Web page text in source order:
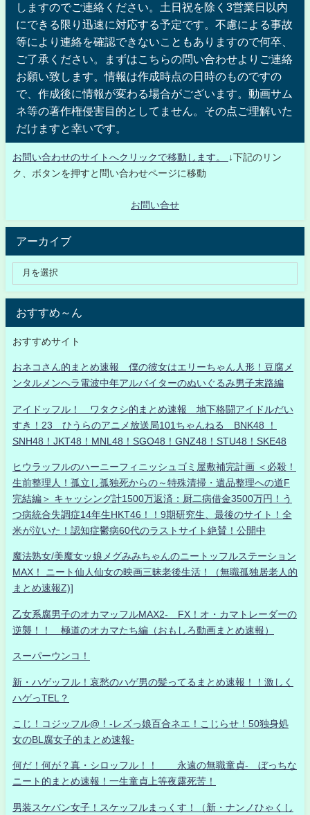
しますのでご連絡ください。土日祝を除く3営業日以内
にできる限り迅速に対応する予定です。不慮による事故
等により連絡を確認できないこともありますので何卒、
ご了承ください。まずはこちらの問い合わせよりご連絡
お願い致します。情報は作成時点の日時のものですの
で、作成後に情報が変わる場合がございます。動画サム
ネ等の著作権侵害目的としてません。その点ご理解いた
だけますと幸いです。
お問い合わせのサイトへクリックで移動します。
↓下記のリン
ク、ボタンを押すと問い合わせページに移動
お問い合せ
アーカイブ
おすすめ～ん
おすすめサイト
おネコさん的まとめ速報 僕の彼女はエリーちゃん人形！豆腐メ
ンタルメンヘラ電波中年アルバイターのぬいぐるみ男子末路編
アイドッフル！ ワタクシ的まとめ速報 地下格闘アイドルだい
すき！23 ひうらのアニメ放送局101ちゃんねる BNK48 ！
SNH48！JKT48！MNL48！SGO48！GNZ48！STU48！SKE48
ヒウラッフルのハーニーフィニッシュゴミ屋敷補完計画 ＜必殺！
生前整理人！孤立し孤独死からの～特殊清掃・遺品整理への道F
完結編＞ キャッシング計1500万返済：厨二病借金3500万円！う
つ病統合失調症14年生HKT46！！9期研究生、最後のサイト！全
米が泣いた！認知症鬱病60代のラストサイト絶賛！公開中
魔法熟女/美魔女ッ娘メグみみちゃんのニートッフルステーション
MAX！ ニート仙人仙女の映画三昧老後生活！（無職孤独居老人的
まとめ速報Z)]
乙女系腐男子のオカマッフルMAX2- FX！オ・カマトレーダーの
逆襲！！ 極道のオカマたち編（おもしろ動画まとめ速報）
スーパーウンコ！
新・ハゲッフル！哀愁のハゲ男の髪ってるまとめ速報！！激しく
ハゲっTEL？
こじ！コジッフル@！-レズっ娘百合ネエ！こじらせ！50独身処
女のBL腐女子的まとめ速報-
何だ！何が？真・シロッフル！！ 永遠の無職童貞- ぼっちな
ニート的まとめ速報！一生童貞上等夜露死苦！
男装スケバン女子！スケッフルまっくす！（新・ナンノひゃくし